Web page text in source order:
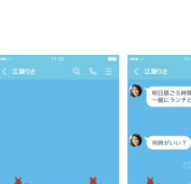
家庭科部